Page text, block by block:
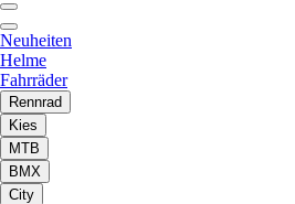
Neuheiten
Helme
Fahrräder
Rennrad
Kies
MTB
BMX
City